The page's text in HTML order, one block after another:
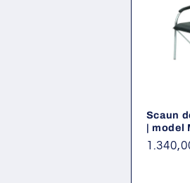
Scaun
| model
Preț